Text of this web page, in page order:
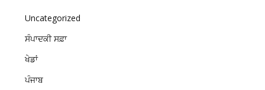
Uncategorized
ਸੰਪਾਦਕੀ ਸਫ਼ਾ
ਖੇਡਾਂ
ਪੰਜਾਬ